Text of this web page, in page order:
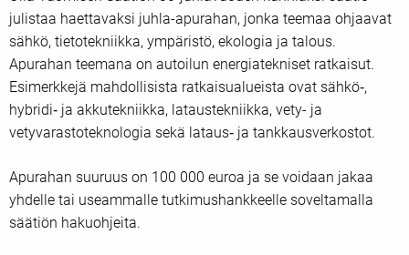
julistaa haettavaksi juhla-apurahan, jonka teemaa ohjaavat
sähkö, tietotekniikka, ympäristö, ekologia ja talous.
Apurahan teemana on autoilun energiatekniset ratkaisut.
Esimerkkejä mahdollisista ratkaisualueista ovat sähkö‐,
hybridi‐ ja akkutekniikka, lataustekniikka, vety- ja
vetyvarastoteknologia sekä lataus‐ ja tankkausverkostot.
Apurahan suuruus on 100 000 euroa ja se voidaan jakaa
yhdelle tai useammalle tutkimushankkeelle soveltamalla
säätiön hakuohjeita.